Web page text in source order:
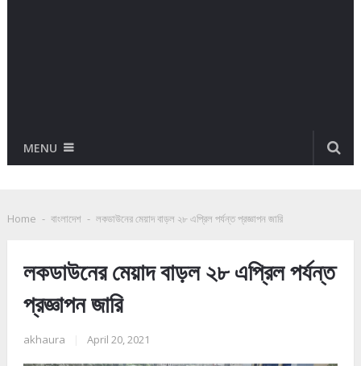
MENU
Home - বাংলাদেশ - লকডাউনের মেয়াদ বাড়ল ২৮ এপ্রিল পর্যন্ত প্রজ্ঞাপন জারি
লকডাউনের মেয়াদ বাড়ল ২৮ এপ্রিল পর্যন্ত
প্রজ্ঞাপন জারি
akhaura April 20, 2021